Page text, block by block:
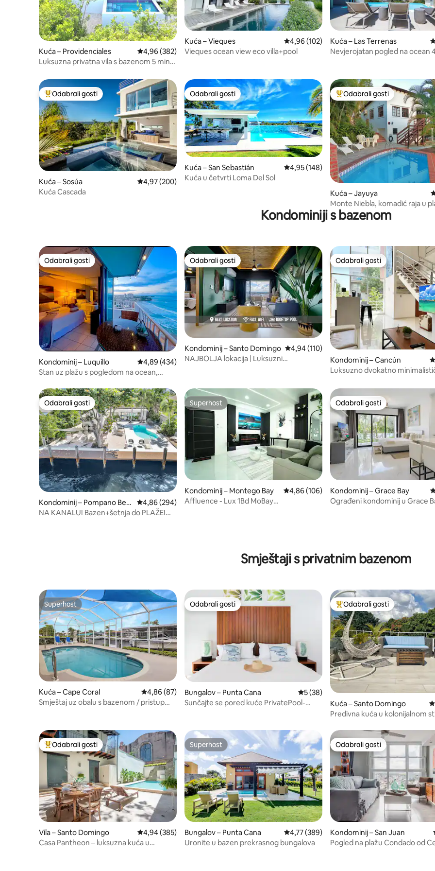
Kuća – Providenciales Prosječna ocjena: 4,96/5, recenzija: 382
4,96 (382)
Luksuzna privatna vila s bazenom 5 min
Kuća – Vieques Prosječna ocjena: 4,96/5, recenzija: 102
4,96 (102)
Vieques ocean view eco villa+pool
Kuća – Las Terrenas
Nevjerojatan pogled na ocean
Među najviše rangiranima s oznakom „Odabrali gosti”
Odabrali gosti
Kuća – Sosúa Prosječna ocjena: 4,97/5, recenzija: 200
4,97 (200)
Kuća Cascada
Odabrali gosti
Odabrali gosti
Kuća – San Sebastián Prosječna ocjena: 4,95/5, recenzija: 148
4,95 (148)
Kuća u četvrti Loma Del Sol
Među najviše rangiranima s
Odabrali gosti
Kuća – Jayuya
Monte Niebla, komadić raja u
Kondominiji s bazenom
Odabrali gosti
Odabrali gosti
Kondominij – Luquillo Prosječna ocjena: 4,89/5, recenzija: 434
4,89 (434)
Stan uz plažu s pogledom na ocean,
Odabrali gosti
Odabrali gosti
Kondominij – Santo Domingo Prosječna ocjena: 4,94/5, recenzija: 110
4,94 (110)
NAJBOLJA lokacija | Luksuzni
Odabrali gosti
Odabrali gosti
Kondominij – Cancún
Luksuzno dvokatno
Odabrali gosti
Odabrali gosti
Kondominij – Pompano Bea
ch
Prosječna ocjena: 4,86/5, recenzija: 294
4,86 (294)
NA KANALU! Bazen+šetnja do PLAŽE!
Superhost
Superhost
Kondominij – Montego Bay Prosječna ocjena: 4,86/5, recenzija: 106
4,86 (106)
Affluence - Lux 1Bd MoBay
Odabrali gosti
Odabrali gosti
Kondominij – Grace Bay
Ograđeni kondominij u Grace
Smještaji s privatnim bazenom
Superhost
Superhost
Kuća – Cape Coral Prosječna ocjena: 4,86/5, recenzija: 87
4,86 (87)
Smještaj uz obalu s bazenom / pristup
Odabrali gosti
Odabrali gosti
Bungalov – Punta Cana Prosječna ocjena: 5/5, recenzija: 38
5 (38)
Sunčajte se pored kuće PrivatePool-
Među najviše rangiranima s
Odabrali gosti
Kuća – Santo Domingo
Predivna kuća u kolonijalnom
Među najviše rangiranima s oznakom „Odabrali gosti”
Odabrali gosti
Vila – Santo Domingo Prosječna ocjena: 4,94/5, recenzija: 385
4,94 (385)
Casa Pantheon – luksuzna kuća u
Superhost
Superhost
Bungalov – Punta Cana Prosječna ocjena: 4,77/5, recenzija: 389
4,77 (389)
Uronite u bazen prekrasnog bungalova
Odabrali gosti
Odabrali gosti
Kondominij – San Juan
Pogled na plažu Condado od